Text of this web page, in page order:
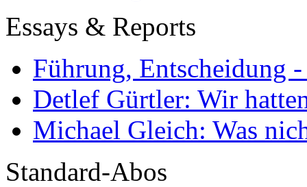
Essays & Reports
Führung, Entscheidung
Detlef Gürtler: Wir
Michael Gleich: Was
Standard-Abos